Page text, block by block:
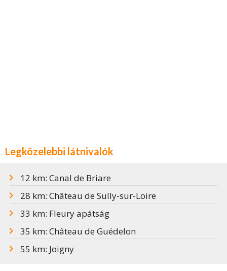
Legközelebbi látnivalók
12 km: Canal de Briare
28 km: Château de Sully-sur-Loire
33 km: Fleury apátság
35 km: Château de Guédelon
55 km: Joigny